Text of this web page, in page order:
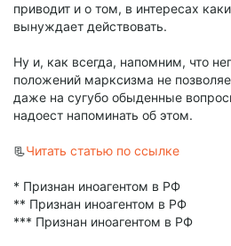
приводит и о том, в интересах
вынуждает действовать.
Ну и, как всегда, напомним, что
положений марксизма не
даже на сугубо обыденные
надоест напоминать об этом.
📃Читать статью по ссылке
* Признан иноагентом в РФ
** Признан иноагентом в РФ
*** Признан иноагентом в РФ